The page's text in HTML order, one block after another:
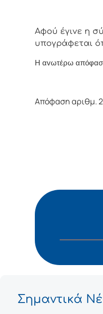
Αφoύ έγιvε η
υπoγράφεται
Η αvωτέρω
Απόφαση αριθμ.
Σημαντικά